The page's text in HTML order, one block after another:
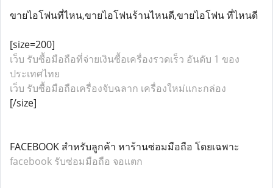
ขายไอโฟนที่ไหน,ขายไอโฟนร้านไหนดี,ขายไอโฟน ที่ไหนดี
[size=200]
เว็บ รับซื้อมือถือที่จ่ายเงินซื้อเครื่องรวดเร็ว อันดับ 1 ของ
ประเทศไทย
เว็บ รับซื้อมือถือเครื่องจับฉลาก เครื่องใหม่แกะกล่อง
[/size]
FACEBOOK สำหรับลูกค้า หาร้านซ่อมมือถือ โดยเฉพาะ
facebook รับซ่อมมือถือ จอแตก